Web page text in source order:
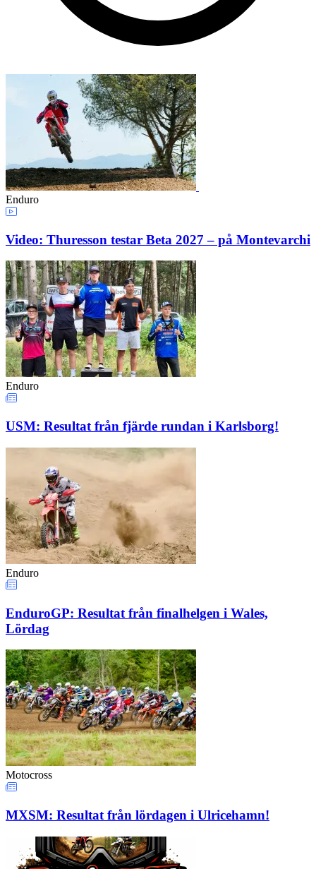
Enduro
Video: Thuresson testar Beta 2027 – på Montevarchi
Enduro
USM: Resultat från fjärde rundan i Karlsborg!
Enduro
EnduroGP: Resultat från finalhelgen i Wales,
Lördag
Motocross
MXSM: Resultat från lördagen i Ulricehamn!